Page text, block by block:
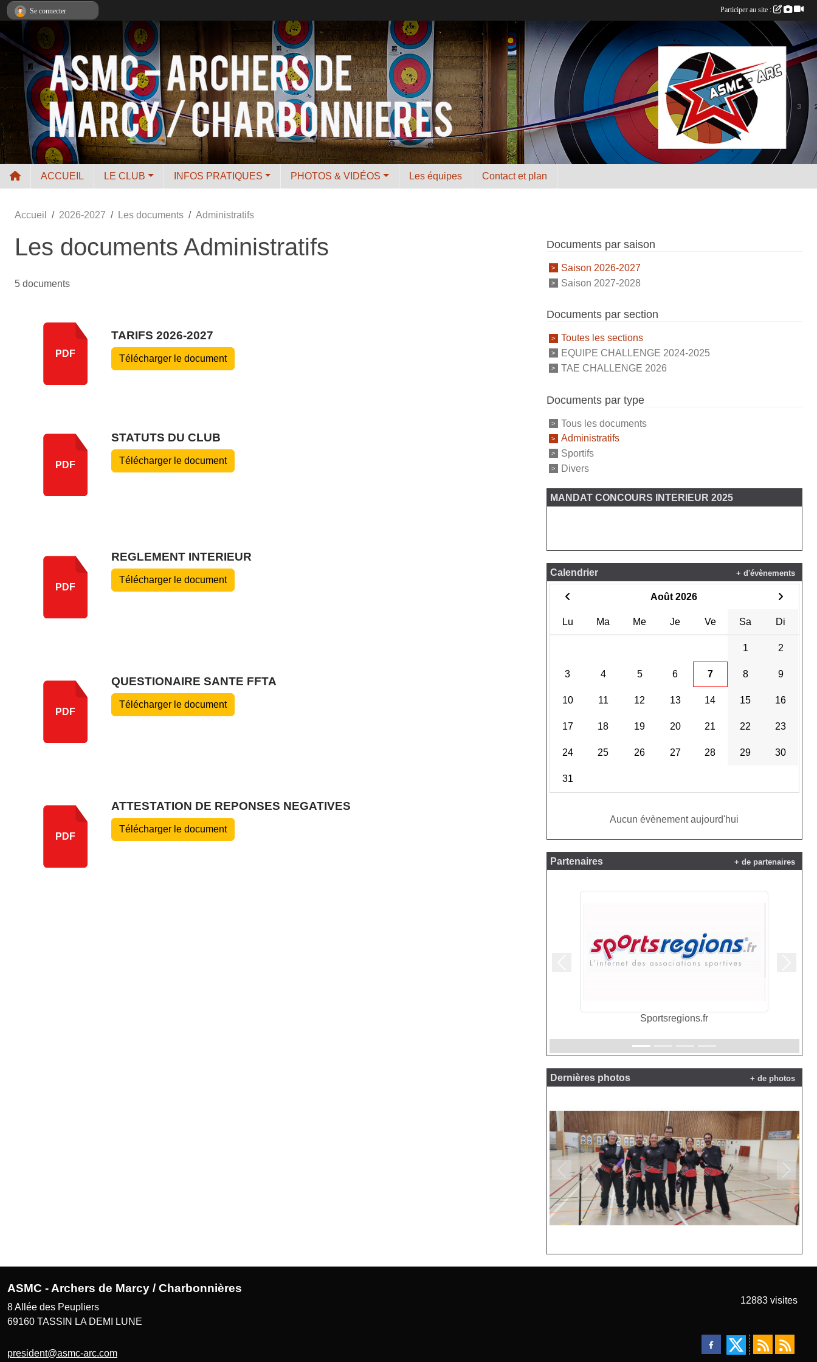
ACCUEIL LE CLUB INFOS PRATIQUES PHOTOS & VIDÉOS Les équipes Contact et plan
Accueil 2026-2027 Les documents Administratifs
Les documents Administratifs
5 documents
PDF
TARIFS 2026-2027
Télécharger le document
PDF
STATUTS DU CLUB
Télécharger le document
PDF
REGLEMENT INTERIEUR
Télécharger le document
PDF
QUESTIONAIRE SANTE FFTA
Télécharger le document
PDF
ATTESTATION DE REPONSES NEGATIVES
Télécharger le document
Documents par saison
Saison 2026-2027
Saison 2027-2028
Documents par section
Toutes les sections
EQUIPE CHALLENGE 2024-2025
TAE CHALLENGE 2026
Documents par type
Tous les documents
Administratifs
Sportifs
Divers
MANDAT CONCOURS INTERIEUR 2025
Calendrier
Août 2026
Lu Ma Me Je Ve Sa Di
1 2
3 4 5 6 7 8 9
10 11 12 13 14 15 16
17 18 19 20 21 22 23
24 25 26 27 28 29 30
31
Aucun évènement aujourd'hui
+ d'évènements
Partenaires
Sportsregions.fr
Précedent
+ de partenaires
Dernières photos
Précedent
+ de photos
ASMC - Archers de Marcy / Charbonnières
8 Allée des Peupliers
69160 TASSIN LA DEMI LUNE
president@asmc-arc.com
12883 visites
Se connecter Participer au site :
Panneau de gestion des cookies